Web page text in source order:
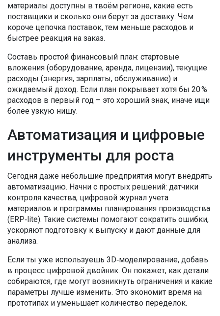
материалы доступны в твоём регионе, какие есть
поставщики и сколько они берут за доставку. Чем
короче цепочка поставок, тем меньше расходов и
быстрее реакция на заказ.
Составь простой финансовый план: стартовые
вложения (оборудование, аренда, лицензии), текущие
расходы (энергия, зарплаты, обслуживание) и
ожидаемый доход. Если план покрывает хотя бы 20 %
расходов в первый год – это хороший знак, иначе ищи
более узкую нишу.
Автоматизация и цифровые
инструменты для роста
Сегодня даже небольшие предприятия могут внедрять
автоматизацию. Начни с простых решений: датчики
контроля качества, цифровой журнал учета
материалов и программы планирования производства
(ERP‑lite). Такие системы помогают сократить ошибки,
ускоряют подготовку к выпуску и дают данные для
анализа.
Если ты уже используешь 3D‑моделирование, добавь
в процесс цифровой двойник. Он покажет, как детали
собираются, где могут возникнуть ограничения и какие
параметры лучше изменить. Это экономит время на
прототипах и уменьшает количество переделок.